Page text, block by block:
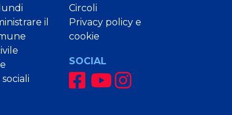
il
Circoli
Privacy policy e
cookie
SOCIAL